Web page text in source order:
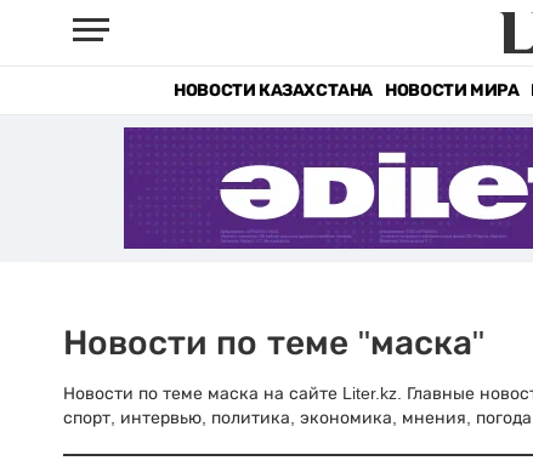
НОВОСТИ КАЗАХСТАНА НОВОСТИ МИРА
Новости по теме "маска"
Новости по теме маска на сайте Liter.kz. Главные
спорт, интервью, политика, экономика, мнения, погода.